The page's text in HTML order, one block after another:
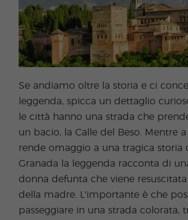
Se andiamo oltre la storia e ci
leggenda, spicca un dettaglio
le città hanno una strada che
un bacio, la Calle del Beso. Mentre
rende omaggio a una tragica storia
Granada la leggenda racconta di
donna defunta che viene
della madre. L'importante è che
passeggiare in una strada colorata,